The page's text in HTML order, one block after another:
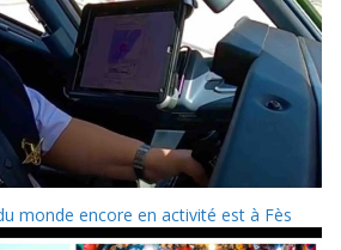
monde encore en activité est à Fès